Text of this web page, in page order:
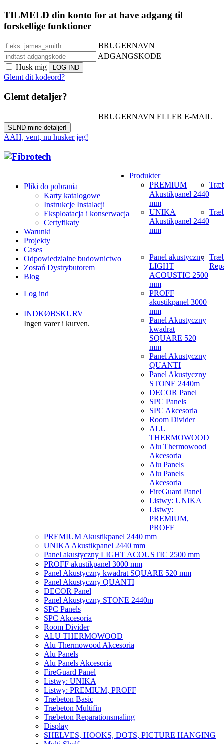
TILMELD din konto for at have adgang til
forskellige funktioner
BRUGERNAVN
ADGANGSKODE
Husk mig
Glemt dit kodeord?
Glemt detaljer?
BRUGERNAVN ELLER E-MAIL
AAH, vent, nu husker jeg!
Pliki do pobrania
Karty katalogowe
Instrukcje Instalacji
Eksploatacja i konserwacja
Certyfikaty
Warunki
Projekty
Cases
Odpowiedzialne budownictwo
Zostań Dystrybutorem
Blog
Log ind
INDKØBSKURV
Ingen varer i kurven.
Produkter
PREMIUM
Akustikpanel 2440
mm
UNIKA
Akustikpanel 2440
mm
Panel akustyczny
LIGHT
ACOUSTIC 2500
mm
PROFF
akustikpanel 3000
mm
Panel Akustyczny
kwadrat
SQUARE 520
mm
Panel Akustyczny
QUANTI
Panel Akustyczny
STONE 2440m
DECOR Panel
SPC Panels
SPC Akcesoria
Room Divider
ALU
THERMOWOOD
Alu Thermowood
Akcesoria
Alu Panels
Alu Panels
Akcesoria
FireGuard Panel
Listwy: UNIKA
Listwy:
PREMIUM,
PROFF
PREMIUM Akustikpanel 2440 mm
UNIKA Akustikpanel 2440 mm
Panel akustyczny LIGHT ACOUSTIC 2500 mm
PROFF akustikpanel 3000 mm
Panel Akustyczny kwadrat SQUARE 520 mm
Panel Akustyczny QUANTI
DECOR Panel
Panel Akustyczny STONE 2440m
SPC Panels
SPC Akcesoria
Room Divider
ALU THERMOWOOD
Alu Thermowood Akcesoria
Alu Panels
Alu Panels Akcesoria
FireGuard Panel
Listwy: UNIKA
Listwy: PREMIUM, PROFF
Træbeton Basic
Træbeton Multifin
Træbeton Reparationsmaling
Display
SHELVES, HOOKS, DOTS, PICTURE HANGING